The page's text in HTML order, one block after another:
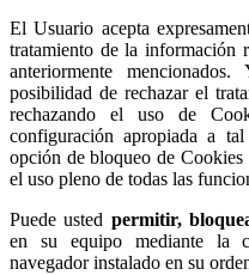
El Usuario acepta
tratamiento de la información
anteriormente
posibilidad de rechazar el
rechazando el uso de
configuración apropiada a
opción de bloqueo de
el uso pleno de todas las
Puede usted permitir,
en su equipo mediante la
navegador instalado en su